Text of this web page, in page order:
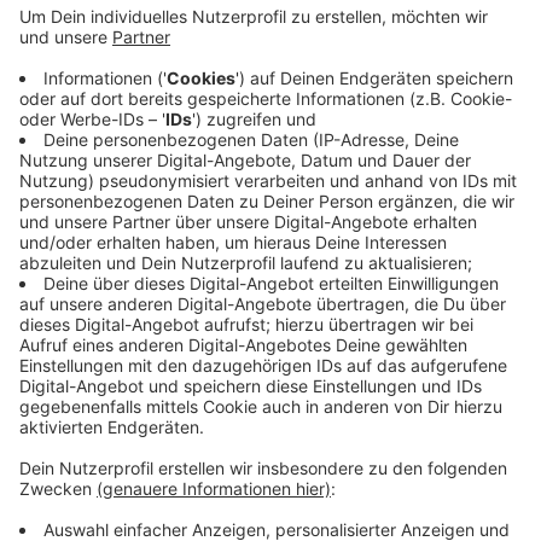
24 Hobbymannschaften spielen auf der Anlage des
VfL Tönisberg. Los geht es um 10 Uhr. Der Eintritt ist
frei. Spenden und Einnahmen von Essen und Trinken
sollen wieder an die Villa Sonnenschein in Krefeld
gehen. Hier können Eltern wohnen, wenn ihre Kinder im
Helios-Klinikum nebenan länger behandelt werden
müssen. Im vergangenen Jahr kamen 22.500 Euro an
Spenden zusammen.
Anzeige